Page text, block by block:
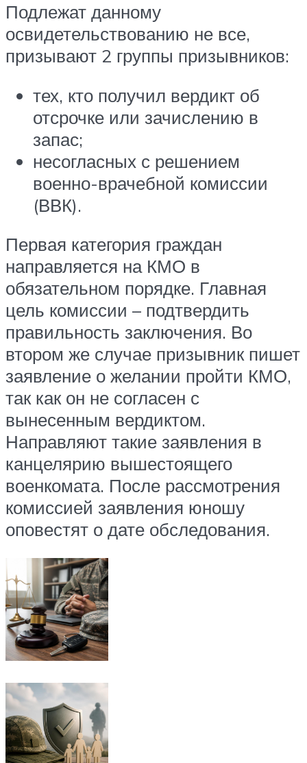
Подлежат данному
освидетельствованию не все,
призывают 2 группы призывников:
тех, кто получил вердикт об
отсрочке или зачислению в
запас;
несогласных с решением
военно-врачебной комиссии
(ВВК).
Первая категория граждан
направляется на КМО в
обязательном порядке. Главная
цель комиссии – подтвердить
правильность заключения. Во
втором же случае призывник пишет
заявление о желании пройти КМО,
так как он не согласен с
вынесенным вердиктом.
Направляют такие заявления в
канцелярию вышестоящего
военкомата. После рассмотрения
комиссией заявления юношу
оповестят о дате обследования.